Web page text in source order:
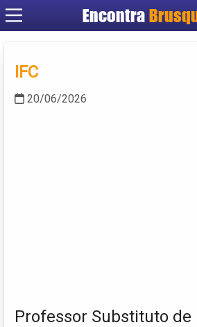
Encontra
Cadastrar
IFC
20/06/2026
Professor Substituto